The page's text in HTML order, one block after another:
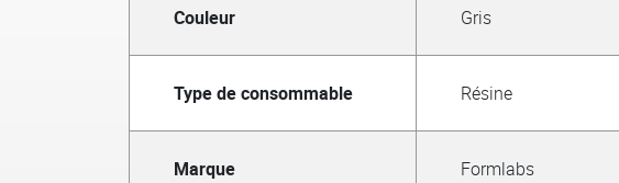
Couleur Gris
Type de consommable Résine
Marque Formlabs